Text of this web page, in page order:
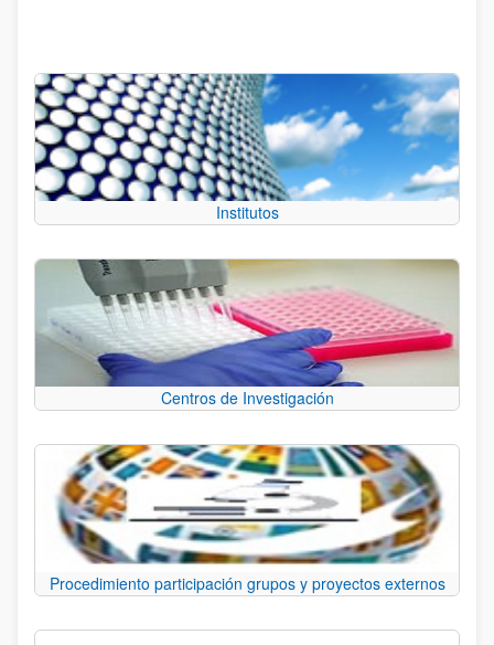
Institutos
Centros de Investigación
Procedimiento participación grupos y proyectos externos